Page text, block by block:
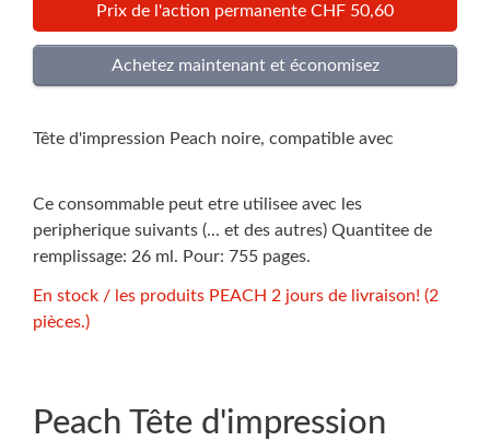
Prix de l'action permanente CHF 50,60
Tête d'impression Peach noire, compatible avec
Ce consommable peut etre utilisee avec les
peripherique suivants (... et des autres) Quantitee de
remplissage: 26 ml. Pour: 755 pages.
En stock / les produits PEACH 2 jours de livraison! (2
pièces.)
Peach Tête d'impression